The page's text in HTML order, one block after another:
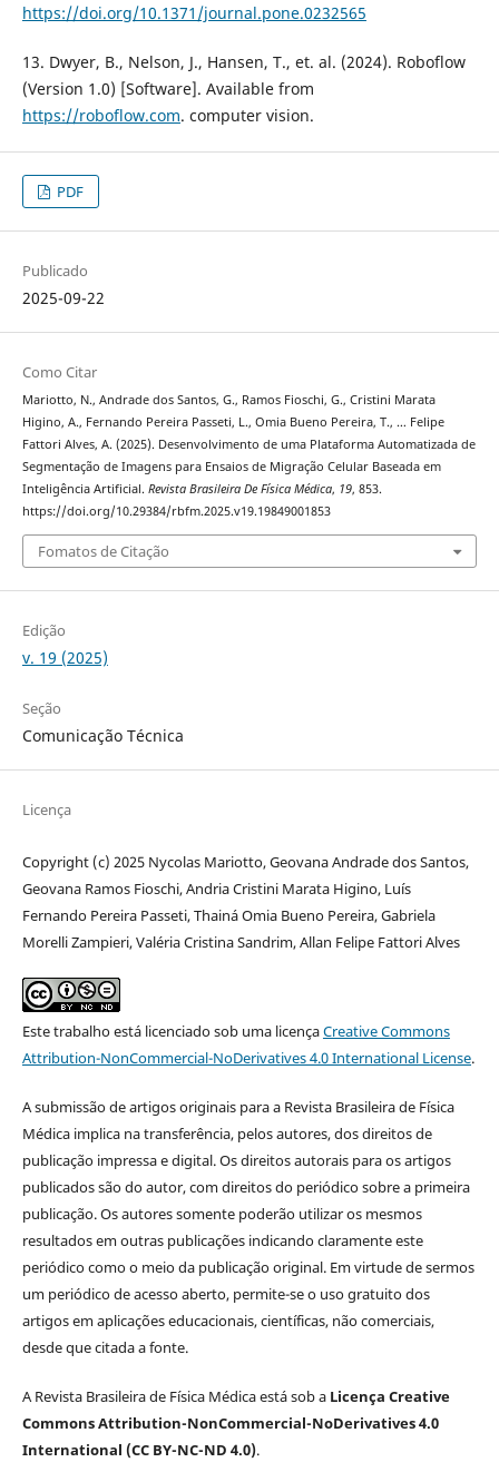
https://doi.org/10.1371/journal.pone.0232565
13. Dwyer, B., Nelson, J., Hansen, T., et. al. (2024). Roboflow
(Version 1.0) [Software]. Available from
https://roboflow.com. computer vision.
PDF
Publicado
2025-09-22
Como Citar
Mariotto, N., Andrade dos Santos, G., Ramos Fioschi, G., Cristini Marata
Higino, A., Fernando Pereira Passeti, L., Omia Bueno Pereira, T., … Felipe
Fattori Alves, A. (2025). Desenvolvimento de uma Plataforma Automatizada de
Segmentação de Imagens para Ensaios de Migração Celular Baseada em
Inteligência Artificial. Revista Brasileira De Física Médica, 19, 853.
https://doi.org/10.29384/rbfm.2025.v19.19849001853
Fomatos de Citação
Edição
v. 19 (2025)
Seção
Comunicação Técnica
Licença
Copyright (c) 2025 Nycolas Mariotto, Geovana Andrade dos Santos,
Geovana Ramos Fioschi, Andria Cristini Marata Higino, Luís
Fernando Pereira Passeti, Thainá Omia Bueno Pereira, Gabriela
Morelli Zampieri, Valéria Cristina Sandrim, Allan Felipe Fattori Alves
Este trabalho está licenciado sob uma licençaCreative Commons
Attribution-NonCommercial-NoDerivatives 4.0 International License.
A submissão de artigos originais para a Revista Brasileira de Física
Médica implica na transferência, pelos autores, dos direitos de
publicação impressa e digital. Os direitos autorais para os artigos
publicados são do autor, com direitos do periódico sobre a primeira
publicação. Os autores somente poderão utilizar os mesmos
resultados em outras publicações indicando claramente este
periódico como o meio da publicação original. Em virtude de sermos
um periódico de acesso aberto, permite-se o uso gratuito dos
artigos em aplicações educacionais, científicas, não comerciais,
desde que citada a fonte.
A Revista Brasileira de Física Médica está sob a Licença Creative
Commons Attribution-NonCommercial-NoDerivatives 4.0
International (CC BY-NC-ND 4.0).